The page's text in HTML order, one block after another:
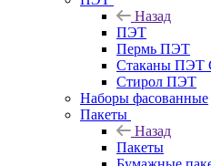
Назад
ПЭТ
Пермь ПЭТ
Стаканы ПЭТ
Стирол ПЭТ
Наборы фасованные
Пакеты
Назад
Пакеты